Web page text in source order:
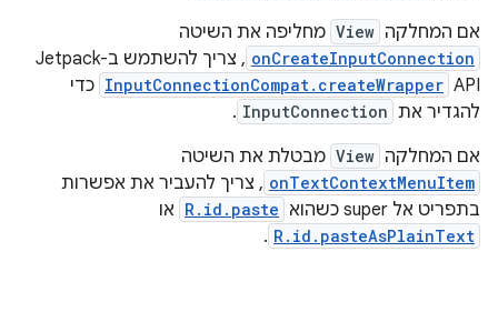
אם המחלקה View מחליפה את השיטה
onCreateInputConnection
, צריך להשתמש ב-Jetpack
API‏
InputConnectionCompat.createWrapper כדי
להגדיר את InputConnection
.
אם המחלקה View מבטלת את השיטה
onTextContextMenuItem , צריך להעביר את אפשרות
בתפריט אל super כשהוא
R.id.paste או
R.id.pasteAsPlainText
.